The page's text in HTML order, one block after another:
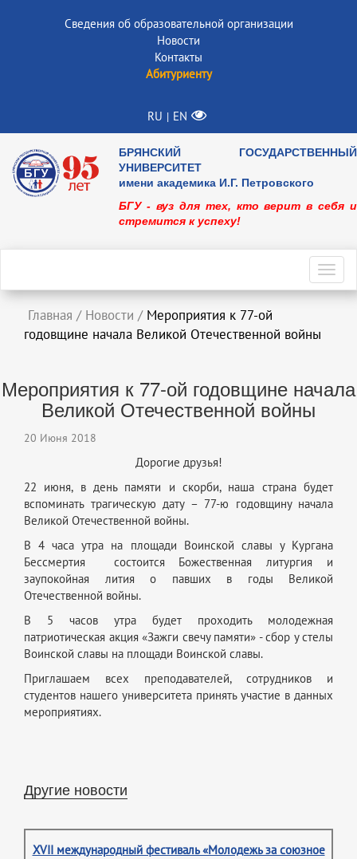
Сведения об образовательной организации
Новости
Контакты
Абитуриенту
RU | EN
БРЯНСКИЙ ГОСУДАРСТВЕННЫЙ
УНИВЕРСИТЕТ
имени академика И.Г. Петровского
БГУ - вуз для тех, кто верит в себя и
стремится к успеху!
Главная / Новости / Мероприятия к 77-ой
годовщине начала Великой Отечественной войны
Мероприятия к 77-ой годовщине начала
Великой Отечественной войны
20 Июня 2018
Дорогие друзья!
22 июня, в день памяти и скорби, наша страна будет
вспоминать трагическую дату – 77-ю годовщину начала
Великой Отечественной войны.
В 4 часа утра на площади Воинской славы у Кургана
Бессмертия состоится Божественная литургия и
заупокойная лития о павших в годы Великой
Отечественной войны.
В 5 часов утра будет проходить молодежная
патриотическая акция «Зажги свечу памяти» - сбор у стелы
Воинской славы на площади Воинской славы.
Приглашаем всех преподавателей, сотрудников и
студентов нашего университета принять участие в данных
мероприятиях.
Другие новости
XVII международный фестиваль «Молодежь за союзное